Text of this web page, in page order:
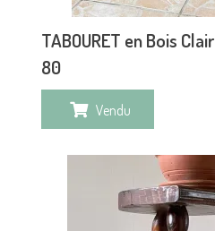
TABOURET en Bois
80
Vendu